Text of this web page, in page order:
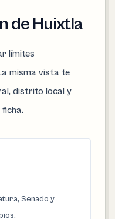
de Huixtla
límites
misma vista te
distrito local y
Senado y